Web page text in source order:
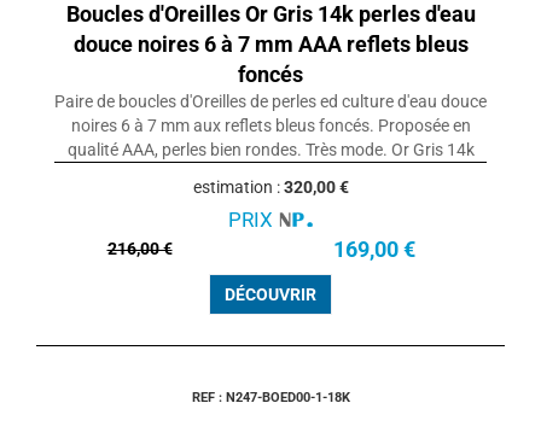
Boucles d'Oreilles Or Gris 14k perles d'eau
douce noires 6 à 7 mm AAA reflets bleus
foncés
Paire de boucles d'Oreilles de perles ed culture d'eau douce
noires 6 à 7 mm aux reflets bleus foncés. Proposée en
qualité AAA, perles bien rondes. Très mode. Or Gris 14k
estimation :320,00 €
PRIX
216,00 € 169,00 €
DÉCOUVRIR
REF : N247-BOED00-1-18K